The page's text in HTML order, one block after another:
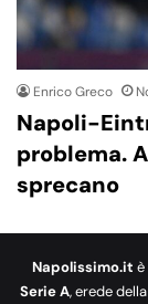
Enrico Greco
Napoli-
problema.
sprecano
Napolissimo.it è
Serie A, erede